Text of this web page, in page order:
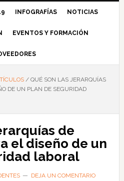
INFOGRAFÍAS NOTICIAS
EVENTOS Y FORMACIÓN
/QUÉ SON LAS JERARQUÍAS
DE UN PLAN DE SEGURIDAD
de
el diseño de un
laboral
DEJA UN COMENTARIO